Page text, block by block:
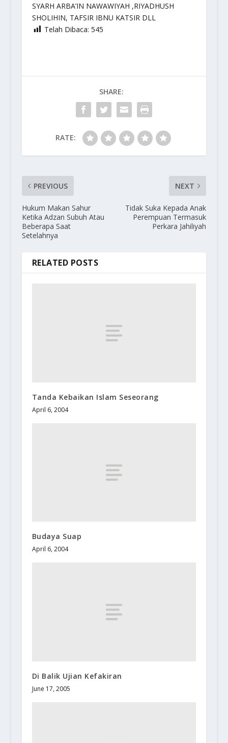
SYARH ARBA’IN NAWAWIYAH ,RIYADHUSH
SHOLIHIN, TAFSIR IBNU KATSIR DLL
Telah Dibaca: 545
SHARE:
RATE:
PREVIOUS
Hukum Makan Sahur
Ketika Adzan Subuh Atau
Beberapa Saat
Setelahnya
NEXT
Tidak Suka Kepada Anak
Perempuan Termasuk
Perkara Jahiliyah
RELATED POSTS
Tanda Kebaikan Islam Seseorang
April 6, 2004
Budaya Suap
April 6, 2004
Di Balik Ujian Kefakiran
June 17, 2005